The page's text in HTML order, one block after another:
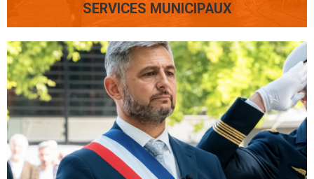
SERVICES MUNICIPAUX